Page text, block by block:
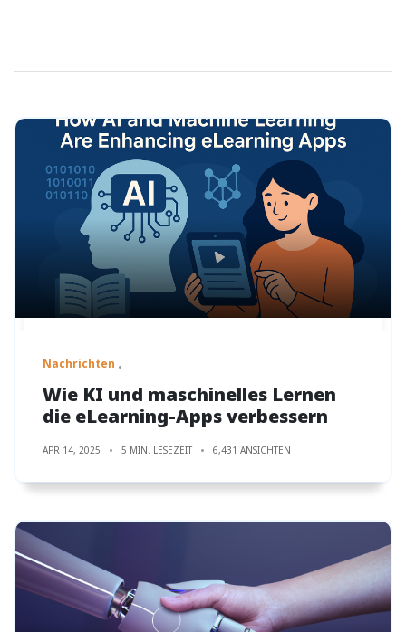
Nachrichten
Wie KI und maschinelles Lernen
die eLearning-Apps verbessern
APR 14, 2025 5 MIN. LESEZEIT 6,431 ANSICHTEN